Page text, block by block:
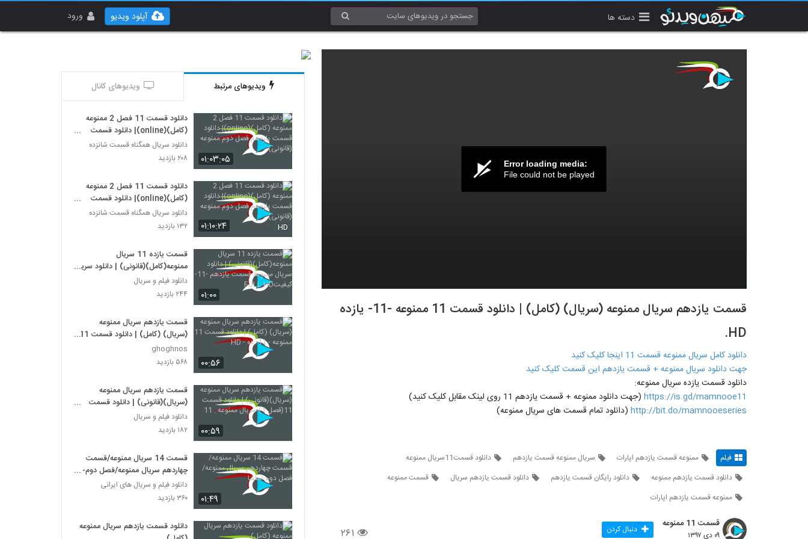
دسته ها ورود آپلود ویدیو
Error loading media:
File could not be played
قسمت یازدهم سریال ممنوعه (سریال) (کامل) | دانلود قسمت 11 ممنوعه -11- یازده
HD.
دانلود کامل سریال ممنوعه قسمت 11 اینجا کلیک کنید
جهت دانلود سریال ممنوعه + قسمت یازدهم این قسمت کلیک کنید
دانلود قسمت یازده سریال ممنوعه:
https://is.gd/mamnooe11 (جهت دانلود ممنوعه + قسمت یازدهم 11 روی لینک مقابل کلیک کنید)
http://bit.do/mamnooeseries (دانلود تمام قسمت های سریال ممنوعه)
فیلم ممنوعه قسمت یازدهم اپارات سریال ممنوعه قسمت یازدهم
دانلود قسمت11سریال ممنوعه
دانلود قسمت یازدهم ممنوعه
دانلود رایگان قسمت یازدهم دانلود قسمت یازدهم سریال
قسمت ممنوعه
ممنوعه قسمت یازدهم اپارات
۲۶۱
قسمت 11 ممنوعه
۰۹ دی ۱۳۹۷ دنبال کردن
ویدیوهای مرتبط ویدیوهای کانال
۰۱:۰۳:۰۵
دانلود قسمت 11 فصل 2 ممنوعه
(کامل)(online)| دانلود قسمت
یازدهم فصل دوم ممنوعه (قانونی).
دانلود سریال همگناه قسمت شانزده
۲۰۸ بازدید
۰۱:۱۰:۲۴ HD
دانلود قسمت 11 فصل 2 ممنوعه
(کامل)(online)| دانلود قسمت
یازدهم فصل دوم ممنوعه (قانونی) .
دانلود سریال همگناه قسمت شانزده
۱۳۲ بازدید
۰۱:۰۰
قسمت یازده 11 سریال
ممنوعه(کامل)(قانونی) | دانلود سریال
کیفیتFULL HD
دانلود فیلم و سریال
۲۴۴ بازدید
۰۰:۵۶
قسمت یازدهم سریال ممنوعه
(سریال) (کامل) | دانلود قسمت 11
ممنوعه - 11- ده - HD
ghoghnos
۵۶۸ بازدید
۰۰:۵۹
قسمت یازدهم سریال ممنوعه
(سریال)(قانونی) | دانلود قسمت
11(فصل 1) سریال ممنوعه . 11
دانلود فیلم و سریال
۱۸۲ بازدید
۰۱:۴۹
قسمت 14 سریال ممنوعه/قسمت
چهاردهم سریال ممنوعه/فصل دوم-
نماشا
دانلود فیلم و سریال های ایرانی
۳۶۰ بازدید
دانلود قسمت یازدهم سریال ممنوعه